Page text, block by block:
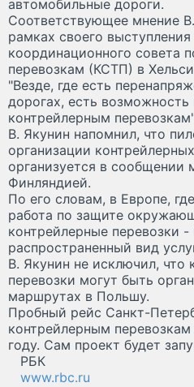
автомобильные дороги.
Соответствующее мнение
рамках своего
координационного совета
перевозкам (КСТП) в
"Везде, где есть
дорогах, есть
контрейлерным
В. Якунин напомнил, что
организации
организуется в сообщении
Финляндией.
По его словам, в Европе,
работа по защите
контрейлерные перевозки
распространенный вид
В. Якунин не исключил, что
перевозки могут быть
маршрутах в Польшу.
Пробный рейс Санкт-
контрейлерным
году. Сам проект будет
РБК
www.rbc.ru